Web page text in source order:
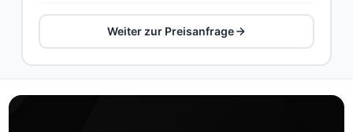
Weiter zur Preisanfrage